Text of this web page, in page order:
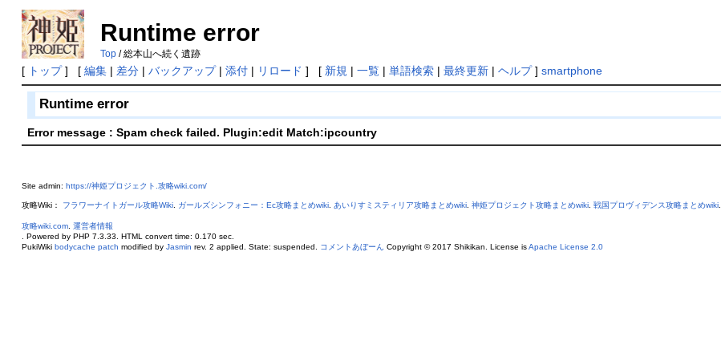
Runtime error
Top/ 総本山へ続く遺跡
[ トップ] [ 編集| 差分| バックアップ| 添付| リロード ] [ 新規 | 一覧| 単語検索| 最終更新| ヘルプ] smartphone
Runtime error
Error message : Spam check failed. Plugin:edit Match:ipcountry
Site admin: https://神姫プロジェクト.攻略wiki.com/
攻略Wiki： フラワーナイトガール攻略Wiki. ガールズシンフォニー：Ec攻略まとめwiki. あいりすミスティリア攻略まとめwiki. 神姫プロジェクト攻略まとめwiki. 戦国プロヴィデンス攻略まとめwiki.
攻略wiki.com. 運営者情報
. Powered by PHP 7.3.33. HTML convert time: 0.170 sec.
PukiWiki bodycache patch modified by Jasmin rev. 2 applied. State: suspended. コメントあぼーん Copyright © 2017 Shikikan. License isApache License 2.0